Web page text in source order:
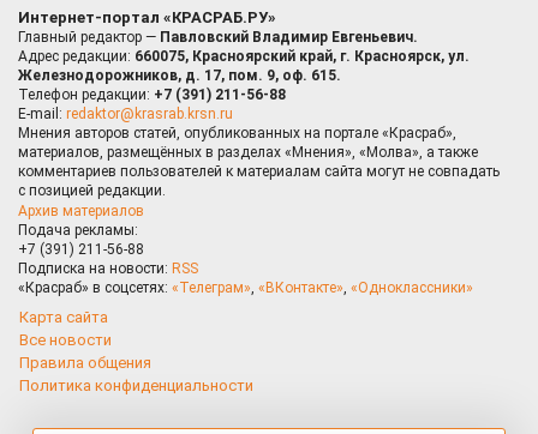
Интернет-портал «КРАСРАБ.РУ»
Главный редактор — Павловский Владимир Евгеньевич.
Адрес редакции: 660075, Красноярский край, г. Красноярск, ул.
Железнодорожников, д. 17, пом. 9, оф. 615.
Телефон редакции: +7 (391) 211-56-88
E-mail: redaktor@krasrab.krsn.ru
Мнения авторов статей, опубликованных на портале «Красраб»,
материалов, размещённых в разделах «Мнения», «Молва», а также
комментариев пользователей к материалам сайта могут не совпадать
с позицией редакции.
Архив материалов
Подача рекламы:
+7 (391) 211-56-88
Подписка на новости: RSS
«Красраб» в соцсетях: «Телеграм», «ВКонтакте», «Одноклассники»
Карта сайта
Все новости
Правила общения
Политика конфиденциальности